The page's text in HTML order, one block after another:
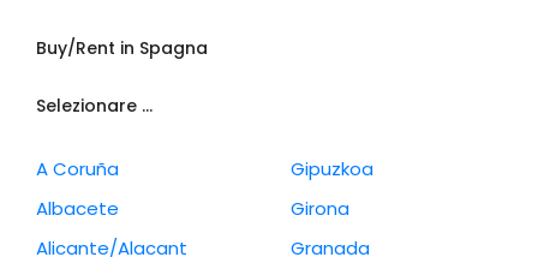
Buy/Rent in Spagna
Selezionare ...
A Coruña
Albacete
Alicante/Alacant
Gipuzkoa
Girona
Granada